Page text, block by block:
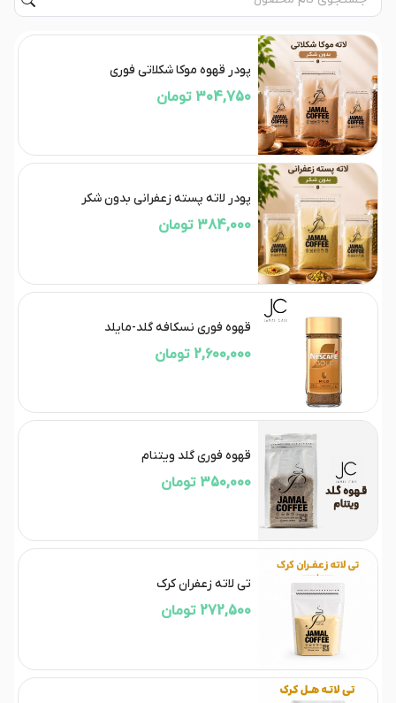
پودر قهوه موکا شکلاتی فوری
304,750 تومان
پودر لاته پسته زعفرانی بدون شکر
384,000 تومان
قهوه فوری نسکافه گلد-مایلد
2,600,000 تومان
قهوه فوری گلد ویتنام
350,000 تومان
تی لاته زعفران کرک
272,500 تومان